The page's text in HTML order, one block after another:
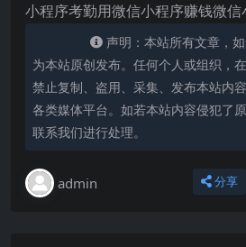
小程序考勤用微信小程序赚钱微
声明：本站所有文章，
为本站原创发布。任何个人或组织，
禁止复制、盗用、采集、发布本站内
各类媒体平台。如若本站内容侵犯了
联系我们进行处理。
admin 分享